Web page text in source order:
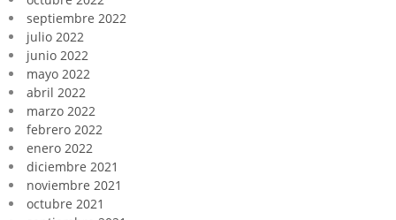
septiembre 2022
julio 2022
junio 2022
mayo 2022
abril 2022
marzo 2022
febrero 2022
enero 2022
diciembre 2021
noviembre 2021
octubre 2021